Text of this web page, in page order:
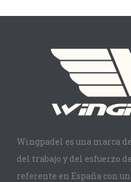
Wingpadel es una marca
del trabajo y del esfuerzo
referente en España con